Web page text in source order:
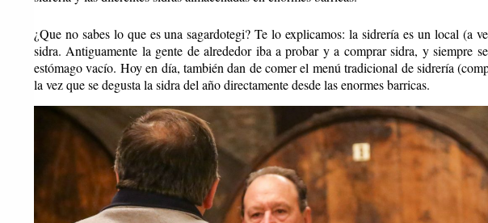
¿Que no sabes lo que es una sagardotegi? Te lo explicamos: la sidrería es un local (a
sidra. Antiguamente la gente de alrededor iba a probar y a comprar sidra, y siempre
estómago vacío. Hoy en día, también dan de comer el menú tradicional de sidrería
la vez que se degusta la sidra del año directamente desde las enormes barricas.